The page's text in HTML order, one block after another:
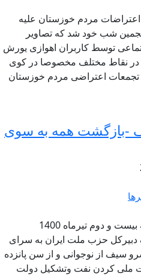
امشب دوشنبه ۲۸ تیر ۱۴۰۰ اعتراضات مردم خوزستان علیه
شب خود شد که تصاویر
توسط کاربران اهوازی یورش
در نقاط مختلف مخصوصا در کوی
تجمعات اعتراضی مردم خوزستان
بازگشت همه به سوی
در سپیده دم امروز سه شنبه بیست و دوم تیرماه 1400
حزب ملت ایران به سرای
سیف از نوجوانی و از سن پانزده
ملی کردن نفت وتشکیل دولت